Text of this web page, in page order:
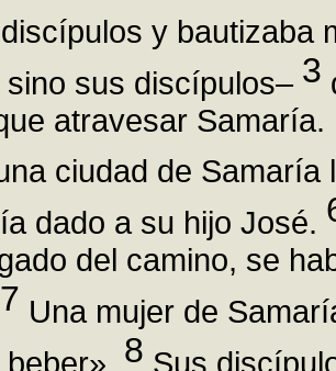
y bautizaba
sino sus discípulos– 3
atravesar Samaría.
ciudad de
dado a su hijo José.
del camino, se
7 Una mujer de
8 Sus